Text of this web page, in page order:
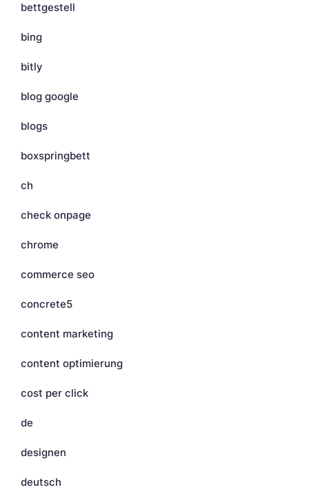
bettgestell
bing
bitly
blog google
blogs
boxspringbett
ch
check onpage
chrome
commerce seo
concrete5
content marketing
content optimierung
cost per click
de
designen
deutsch